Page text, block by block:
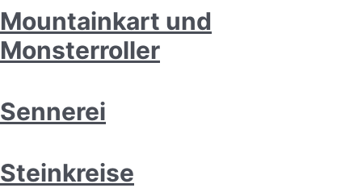
Mountainkart und
Monsterroller
Sennerei
Steinkreise